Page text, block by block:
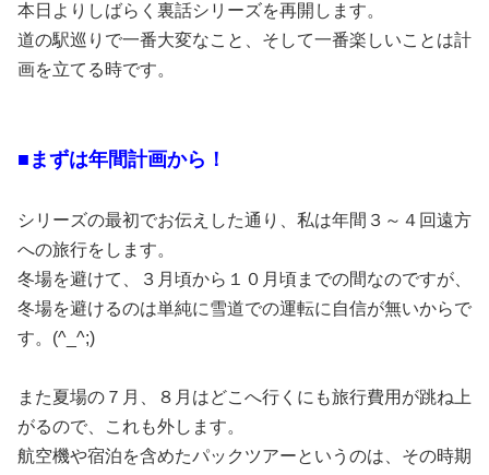
本日よりしばらく裏話シリーズを再開します。
道の駅巡りで一番大変なこと、そして一番楽しいことは計
画を立てる時です。
■まずは年間計画から！
シリーズの最初でお伝えした通り、私は年間３～４回遠方
への旅行をします。
冬場を避けて、３月頃から１０月頃までの間なのですが、
冬場を避けるのは単純に雪道での運転に自信が無いからで
す。(^_^;)
また夏場の７月、８月はどこへ行くにも旅行費用が跳ね上
がるので、これも外します。
航空機や宿泊を含めたパックツアーというのは、その時期